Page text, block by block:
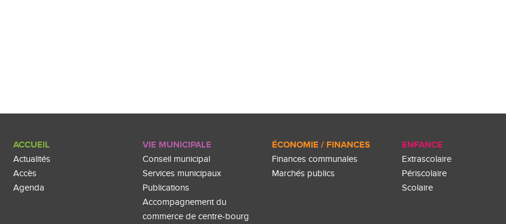
ACCUEIL
Actualités
Accès
Agenda
VIE MUNICIPALE
Conseil municipal
Services municipaux
Publications
Accompagnement du
commerce de centre-bourg
ÉCONOMIE / FINANCES
Finances communales
Marchés publics
ENFANCE
Extrascolaire
Périscolaire
Scolaire